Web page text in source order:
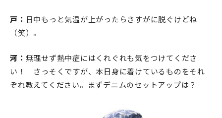
戸： 日中もっと気温が上がったらさすがに脱ぐけどね
（笑）。
河： 無理せず熱中症にはくれぐれも気をつけてくださ
い！ さっそくですが、本日身に着けているものをそれ
ぞれ教えてください。まずデニムのセットアップは？